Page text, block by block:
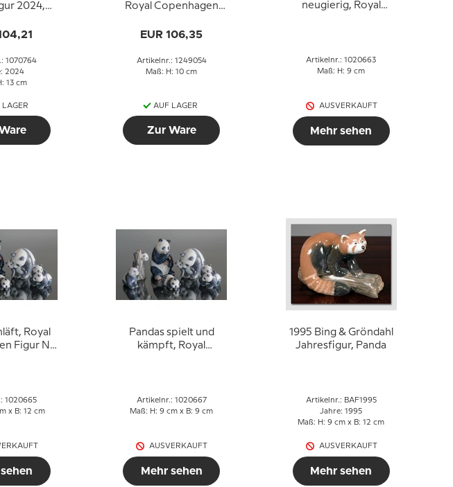
2024,
1070764
2024
13 cm
LAGER
Royal Copenhagen
EUR 106,35
Artikelnr.: 1249054
Maß: H: 10 cm
AUF LAGER
Zur Ware
neugierig, Royal
Artikelnr.: 1020663
Maß: H: 9 cm
AUSVERKAUFT
Mehr sehen
Royal
Figur Nr.
1020665
x B: 12 cm
Pandas spielt und
kämpft, Royal
Artikelnr.: 1020667
Maß: H: 9 cm x B: 9 cm
AUSVERKAUFT
Mehr sehen
1995 Bing & Gröndahl
Jahresfigur, Panda
Artikelnr.: BAF1995
Jahre: 1995
Maß: H: 9 cm x B: 12 cm
AUSVERKAUFT
Mehr sehen